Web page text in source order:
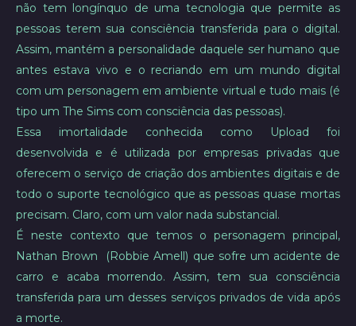
não tem longínquo de uma tecnologia que permite as
pessoas terem sua consciência transferida para o digital.
Assim, mantém a personalidade daquele ser humano que
antes estava vivo e o recriando em um mundo digital
com um personagem em ambiente virtual e tudo mais (é
tipo um The Sims com consciência das pessoas).
Essa imortalidade conhecida como Upload foi
desenvolvida e é utilizada por empresas privadas que
oferecem o serviço de criação dos ambientes digitais e de
todo o suporte tecnológico que as pessoas quase mortas
precisam. Claro, com um valor nada substancial.
É neste contexto que temos o personagem principal,
Nathan Brown (Robbie Amell) que sofre um acidente de
carro e acaba morrendo. Assim, tem sua consciência
transferida para um desses serviços privados de vida após
a morte.